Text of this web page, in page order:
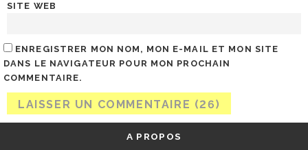
SITE WEB
ENREGISTRER MON NOM, MON E-MAIL ET MON SITE
DANS LE NAVIGATEUR POUR MON PROCHAIN
COMMENTAIRE.
A PROPOS